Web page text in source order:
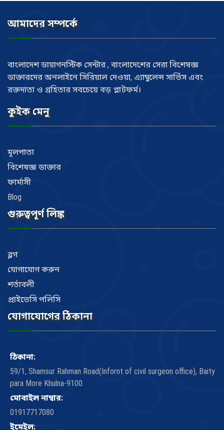
আমাদের সম্পর্কে
বাংলাদেশ ডায়াগনস্টিক সেন্টার , বাংলাদেশের সেরা বিশেষজ্ঞ
ডাক্তারদের অনলাইনে সিরিয়াল দেওয়া, এ্যাম্বুলেন্স সার্ভিস এবং
রক্তদাতা ও গ্রহিতার সবচেয়ে বড় প্লাটফর্ম।
কুইক মেনু
মূলপাতা
বিশেষজ্ঞ ডাক্তার
ফার্মাসী
Blog
গুরুত্বপূর্ণ লিঙ্ক
ব্লগ
যোগাযোগ করুন
শর্তাবলী
প্রাইভেসি পলিসি
যোগাযোগের ঠিকানা
ঠিকানা:
59/1, Shamsur Rahman Road(Infornt of civil surgeon office), Baity
para More Khulna-9100
মোবাইল নাম্বার:
01917717080
ইমেইল: